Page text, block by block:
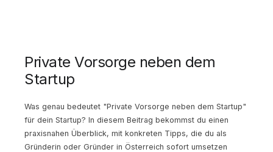
Private Vorsorge neben dem
Startup
Was genau bedeutet "Private Vorsorge neben dem Startup"
für dein Startup? In diesem Beitrag bekommst du einen
praxisnahen Überblick, mit konkreten Tipps, die du als
Gründerin oder Gründer in Österreich sofort umsetzen